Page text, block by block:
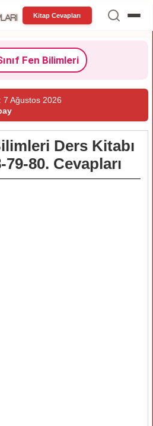
Kitap Cevapları
Fen Bilimleri
7 Ağustos 2026
Ders Kitabı
79-80. Cevapları